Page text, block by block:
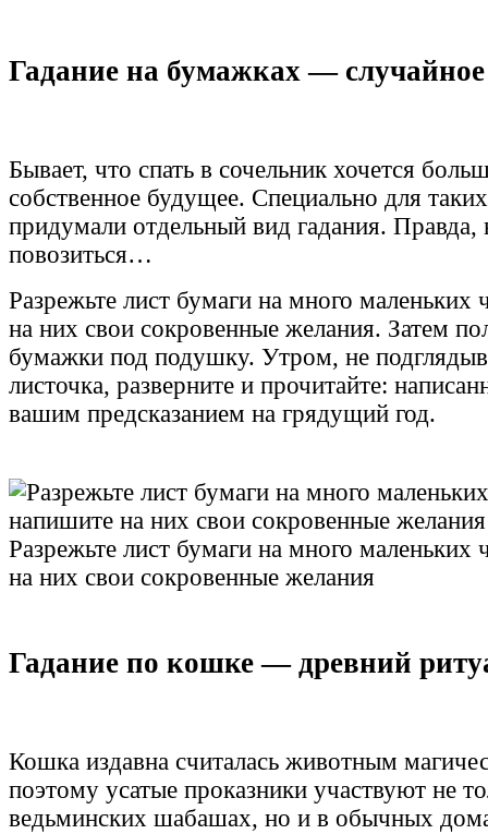
Гадание на бумажках —
Бывает, что спать в сочельник хочется
собственное будущее. Специально для
придумали отдельный вид гадания. Правда,
повозиться…
Разрежьте лист бумаги на много маленьких
на них свои сокровенные желания. Затем
бумажки под подушку. Утром, не
листочка, разверните и прочитайте:
вашим предсказанием на грядущий год.
Разрежьте лист бумаги на много маленьких
на них свои сокровенные желания
Гадание по кошке — древний
Кошка издавна считалась животным
поэтому усатые проказники участвуют не
ведьминских шабашах, но и в обычных